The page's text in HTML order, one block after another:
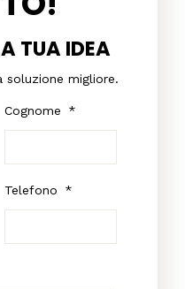
TUA IDEA
soluzione migliore.
Cognome *
Telefono *